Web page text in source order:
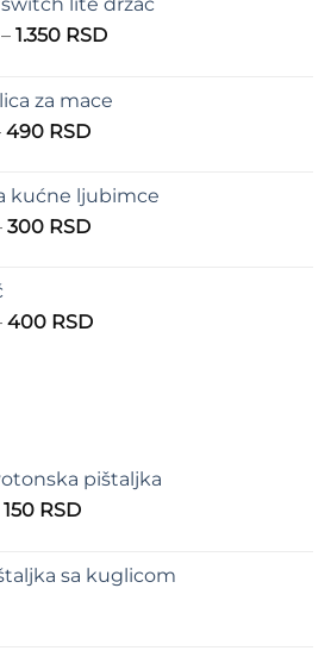
– 1.350 RSDRaspon
1.250 RSD
za mace
490 RSDRaspon
390 RSD
do
kućne ljubimce
300 RSDRaspon
do
400 RSDRaspon
pištaljka
150 RSDRaspon
100 RSD
sa kuglicom